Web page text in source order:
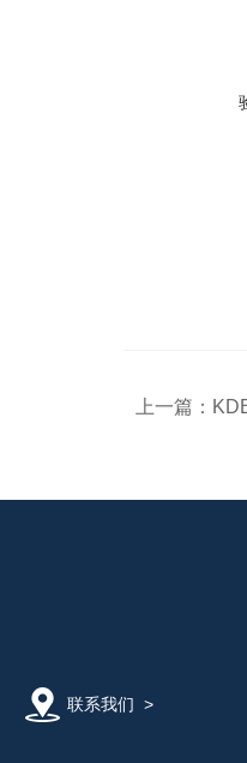
上一篇：
联系我们 >